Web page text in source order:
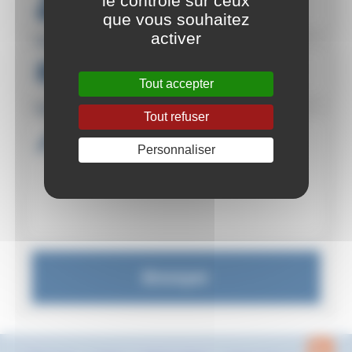
que vous souhaitez
activer
Tout accepter
Tout refuser
Personnaliser
Votre message : *